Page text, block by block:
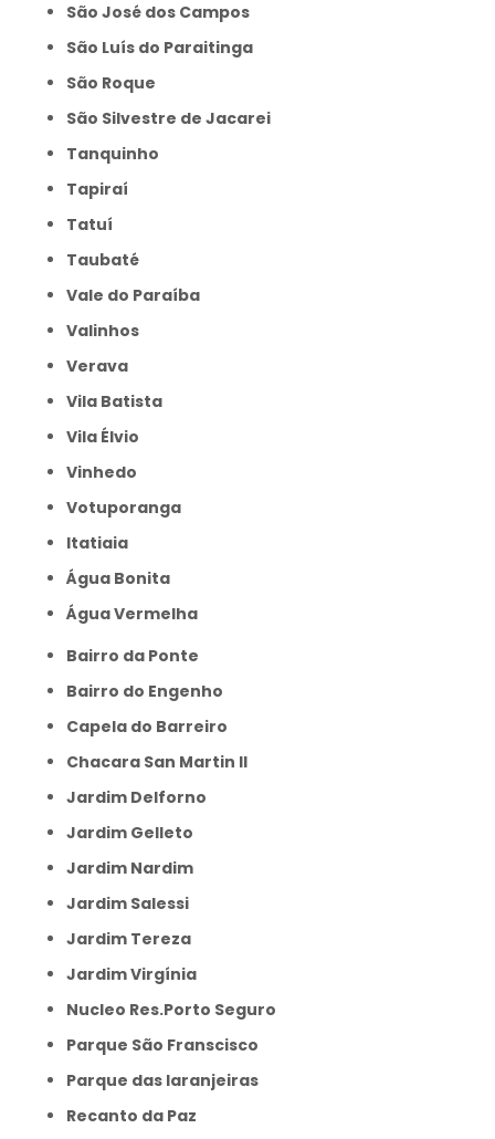
São José dos Campos
São Luís do Paraitinga
São Roque
São Silvestre de Jacarei
Tanquinho
Tapiraí
Tatuí
Taubaté
Vale do Paraíba
Valinhos
Verava
Vila Batista
Vila Élvio
Vinhedo
Votuporanga
itatiaia
Água Bonita
Água Vermelha
Bairro da Ponte
Bairro do Engenho
Capela do Barreiro
Chacara San Martin II
Jardim Delforno
Jardim Gelleto
Jardim Nardim
Jardim Salessi
Jardim Tereza
Jardim Virgínia
Nucleo Res.Porto Seguro
Parque São Franscisco
Parque das laranjeiras
Recanto da Paz